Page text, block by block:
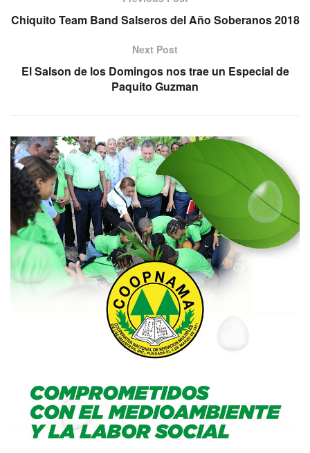
Chiquito Team Band Salseros del Año Soberanos 2018
Next Post
El Salson de los Domingos nos trae un Especial de
Paquito Guzman